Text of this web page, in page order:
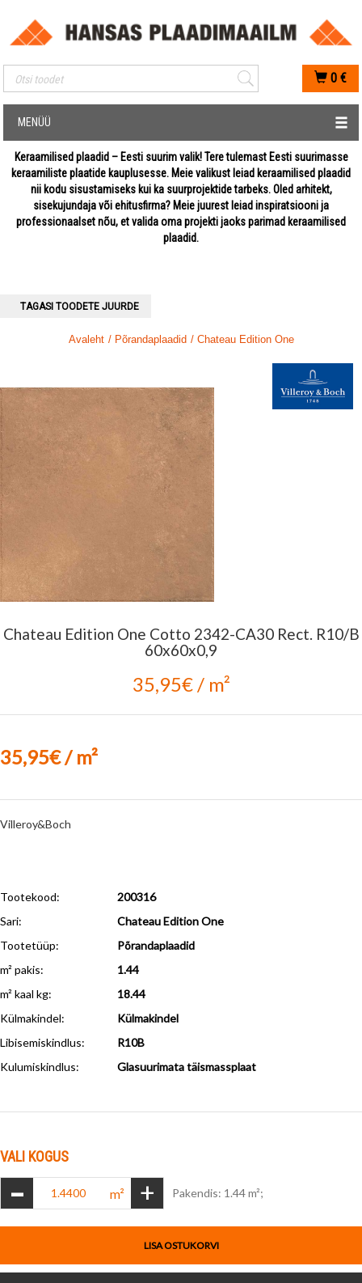
Mobiilis otsimise sisestus
0 €
MENÜÜ
Keraamilised plaadid – Eesti suurim valik! Tere tulemast Eesti suurimasse
keraamiliste plaatide kauplusesse. Meie valikust leiad keraamilised plaadid
nii kodu sisustamiseks kui ka suurprojektide tarbeks. Oled arhitekt,
sisekujundaja või ehitusfirma? Meie juurest leiad inspiratsiooni ja
professionaalset nõu, et valida oma projekti jaoks parimad keraamilised
plaadid.
TAGASI TOODETE JUURDE
Avaleht / Põrandaplaadid / Chateau Edition One
Chateau Edition One Cotto 2342-CA30 Rect. R10/B
60x60x0,9
35,95€ / m²
35,95€ / m²
Villeroy&Boch
Tootekood:
200316
Sari:
Chateau Edition One
Tootetüüp:
Põrandaplaadid
m² pakis:
1.44
m² kaal kg:
18.44
Külmakindel:
Külmakindel
Libisemiskindlus:
R10B
Kulumiskindlus: Glasuurimata täismassplaat
VALI KOGUS
- m² + Pakendis: 1.44 m²;
LISA OSTUKORVI